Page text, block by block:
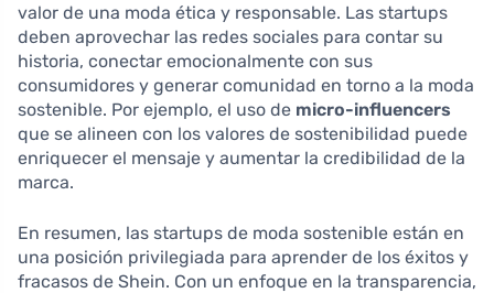
valor de una moda ética y responsable. Las startups
deben aprovechar las redes sociales para contar su
historia, conectar emocionalmente con sus
consumidores y generar comunidad en torno a la moda
sostenible. Por ejemplo, el uso de micro-influencers
que se alineen con los valores de sostenibilidad puede
enriquecer el mensaje y aumentar la credibilidad de la
marca.
En resumen, las startups de moda sostenible están en
una posición privilegiada para aprender de los éxitos y
fracasos de Shein. Con un enfoque en la transparencia,